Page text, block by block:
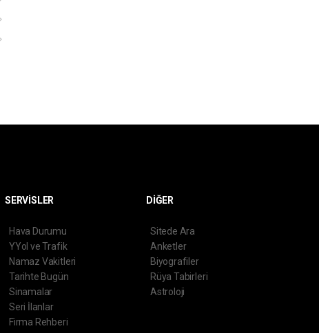
SERVİSLER
Hava Durumu
YYol ve Trafik
Namaz Vakitleri
Tarihte Bugün
Sinamalar
Seri İlanlar
Firma Rehberi
DİĞER
Sitede Ara
Anketler
Biyografiler
Rüya Tabirleri
Astroloji